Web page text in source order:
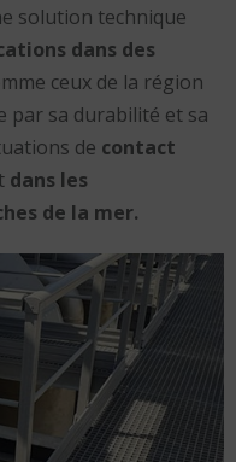
solution technique
dans des
ceux de la région
par sa durabilité et sa
de contact
dans les
de la mer.